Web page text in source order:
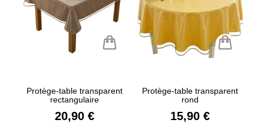
Protège-table transparent
rectangulaire
20,90 €
Protège-table transparent
rond
15,90 €